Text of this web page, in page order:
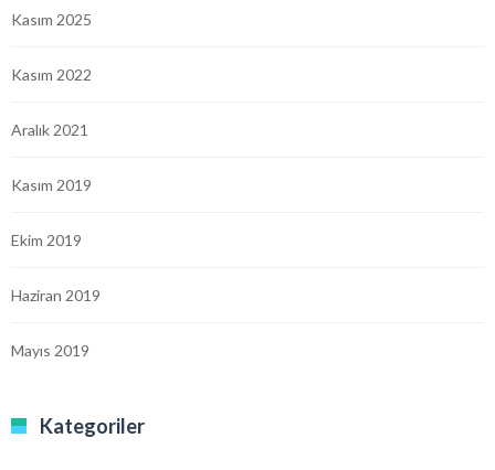
Kasım 2025
Kasım 2022
Aralık 2021
Kasım 2019
Ekim 2019
Haziran 2019
Mayıs 2019
Kategoriler